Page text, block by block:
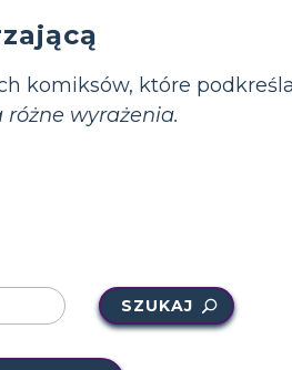
komiksów, które
wyrażenia.
SZUKAJ